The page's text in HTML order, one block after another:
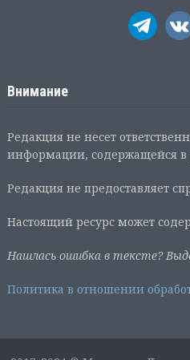
Внимание
Редакция не несет
информации, содержащейся в
Редакция не предоставляет
Настоящий ресурс может
Нашлась ошибка в тексте?
Политика в отношении